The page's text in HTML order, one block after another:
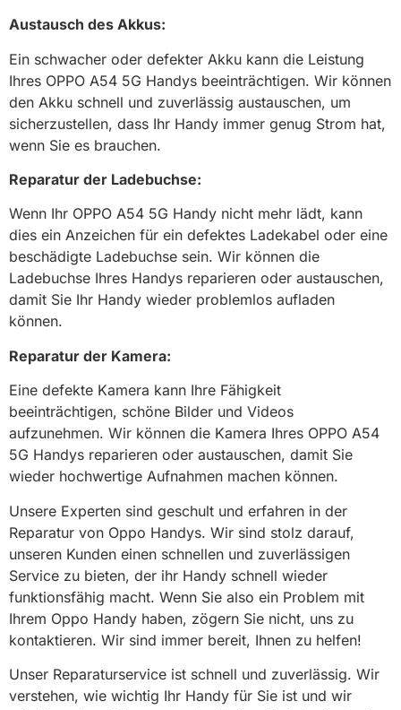
Austausch des Akkus:
Ein schwacher oder defekter Akku kann die Leistung
Ihres OPPO A54 5G Handys beeinträchtigen. Wir können
den Akku schnell und zuverlässig austauschen, um
sicherzustellen, dass Ihr Handy immer genug Strom hat,
wenn Sie es brauchen.
Reparatur der Ladebuchse:
Wenn Ihr OPPO A54 5G Handy nicht mehr lädt, kann
dies ein Anzeichen für ein defektes Ladekabel oder eine
beschädigte Ladebuchse sein. Wir können die
Ladebuchse Ihres Handys reparieren oder austauschen,
damit Sie Ihr Handy wieder problemlos aufladen
können.
Reparatur der Kamera:
Eine defekte Kamera kann Ihre Fähigkeit
beeinträchtigen, schöne Bilder und Videos
aufzunehmen. Wir können die Kamera Ihres OPPO A54
5G Handys reparieren oder austauschen, damit Sie
wieder hochwertige Aufnahmen machen können.
Unsere Experten sind geschult und erfahren in der
Reparatur von Oppo Handys. Wir sind stolz darauf,
unseren Kunden einen schnellen und zuverlässigen
Service zu bieten, der ihr Handy schnell wieder
funktionsfähig macht. Wenn Sie also ein Problem mit
Ihrem Oppo Handy haben, zögern Sie nicht, uns zu
kontaktieren. Wir sind immer bereit, Ihnen zu helfen!
Unser Reparaturservice ist schnell und zuverlässig. Wir
verstehen, wie wichtig Ihr Handy für Sie ist und wir